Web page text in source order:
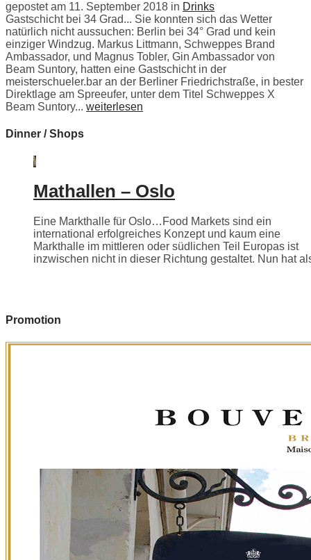
gepostet am 11. September 2018 in Drinks
Gastschicht bei 34 Grad... Sie konnten sich das Wetter
natürlich nicht aussuchen: Berlin bei 34° Grad und kein
einziger Windzug. Markus Littmann, Schweppes Brand
Ambassador, und Magnus Tobler, Gin Ambassador von
Beam Suntory, hatten eine Gastschicht in der
meisterschueler.bar an der Berliner Friedrichstraße, in bester
Direktlage am Spreeufer, unter dem Titel Schweppes X
Beam Suntory... weiterlesen
Dinner / Shops
Mathallen – Oslo
Eine Markthalle für Oslo…Food Markets sind ein
international erfolgreiches Konzept und kaum eine
Markthalle im mittleren oder südlichen Teil Europas ist
inzwischen nicht in dieser Richtung gestaltet. Nun hat
Promotion